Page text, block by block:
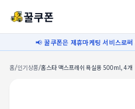
꿀쿠폰
📢 꿀쿠폰은 제휴마케팅 서비스로
홈/인기상품/홈스타 맥스프레쉬 욕실용 500ml, 4개